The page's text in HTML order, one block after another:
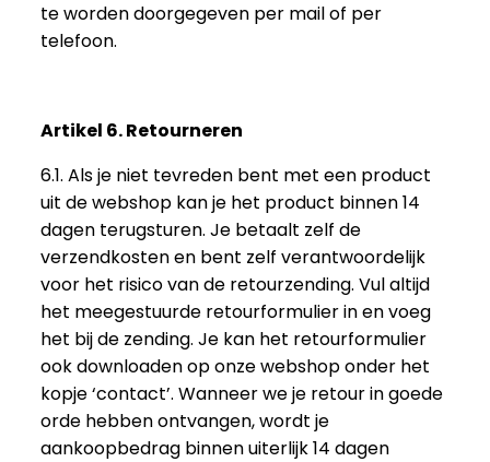
te worden doorgegeven per mail of per
telefoon.
Artikel 6. Retourneren
6.1. Als je niet tevreden bent met een product
uit de webshop kan je het product binnen 14
dagen terugsturen. Je betaalt zelf de
verzendkosten en bent zelf verantwoordelijk
voor het risico van de retourzending. Vul altijd
het meegestuurde retourformulier in en voeg
het bij de zending. Je kan het retourformulier
ook downloaden op onze webshop onder het
kopje ‘contact’. Wanneer we je retour in goede
orde hebben ontvangen, wordt je
aankoopbedrag binnen uiterlijk 14 dagen